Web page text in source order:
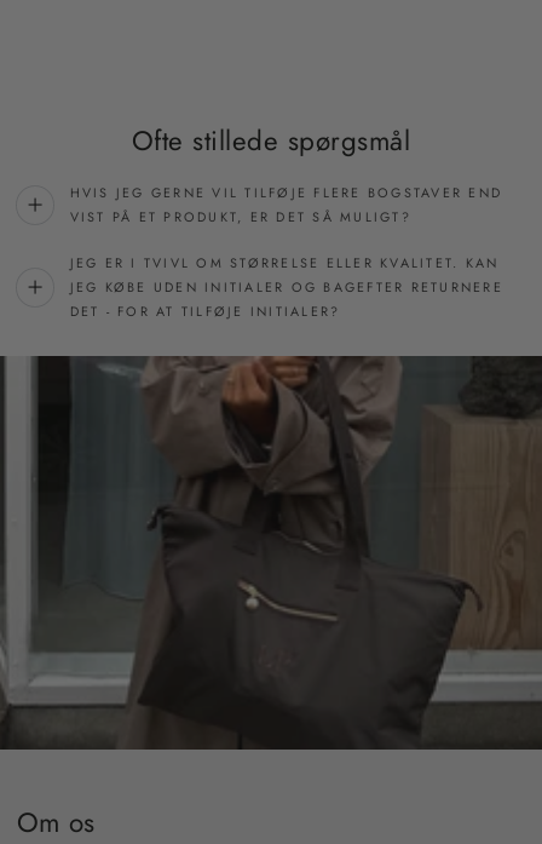
Ofte stillede spørgsmål
HVIS JEG GERNE VIL TILFØJE FLERE BOGSTAVER END
VIST PÅ ET PRODUKT, ER DET SÅ MULIGT?
JEG ER I TVIVL OM STØRRELSE ELLER KVALITET. KAN
JEG KØBE UDEN INITIALER OG BAGEFTER RETURNERE
DET - FOR AT TILFØJE INITIALER?
Om os